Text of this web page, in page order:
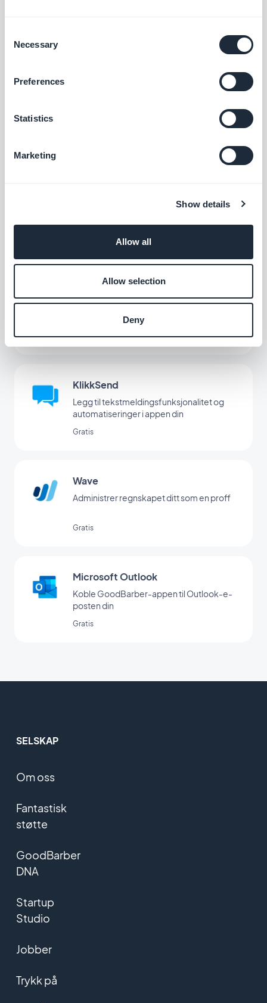
Selection
Necessary
Preferences
Statistics
Marketing
Show details
Allow all
Allow selection
Deny
Integrer Meta Pixel (tidligere Facebook
Pixel) og Facebook Event Analytics SDK i
og optimalisere markedsføringsstrategien
Selg produktene dine direkte i Facebook-
Tilby flere betalingsmåter i butikken din
med Stripe Extended
Gratis
KlikkSend
Legg til tekstmeldingsfunksjonalitet og
automatiseringer i appen din
Gratis
Wave
Administrer regnskapet ditt som en proff
Gratis
Microsoft Outlook
Koble GoodBarber-appen til Outlook-e-
posten din
Gratis
SELSKAP
Om oss
Fantastisk
støtte
GoodBarber
DNA
Startup
Studio
Jobber
Trykk på